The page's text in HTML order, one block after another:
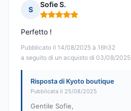
S
Sofie S.
Nota: 5 su 5
Pubblicato il 14/08/2025 à 16h32
a seguito di un acquisto di 03/08/2025
Perfetto !
Risposta di Kyoto boutique
Pubblicata il 25/08/2025
Gentile Sofie,